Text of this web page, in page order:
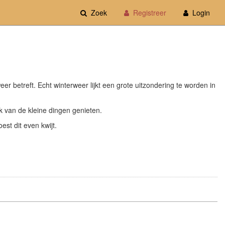
Zoek Registreer Login
betreft. Echt winterweer lijkt een grote uitzondering te worden in
van de kleine dingen genieten.
dit even kwijt.